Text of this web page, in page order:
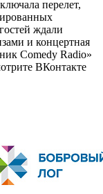
перелет,
ждали
и концертная
Comedy Radio»
ВКонтакте